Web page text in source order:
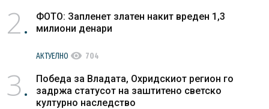
2
ФОТО: Запленет златен накит вреден 1,3
милиони денари
АКТУЕЛНО visibility 704
3
Победа за Владата, Охридскиот регион го
задржа статусот на заштитено светско
културно наследство